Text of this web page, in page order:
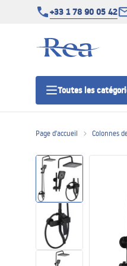
+33 1 78 90 05 42
Toutes les
Portes de
Receveurs de
Caniveaux de
Page d'accueil Colonnes